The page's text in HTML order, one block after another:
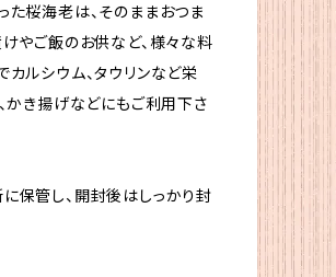
桜海老は、そのままおつま
やご飯のお供など、様々な料
ルシウム、タウリンなど栄
かき揚げなどにもご利用下さ
保管し、開封後はしっかり封